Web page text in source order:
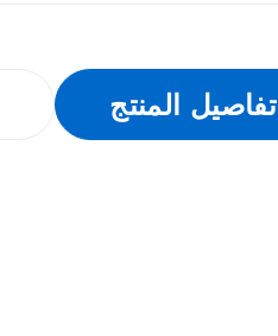
تفاصيل المنتج